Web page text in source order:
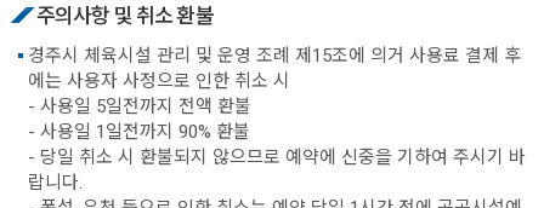
주의사항 및 취소 환불
경주시 체육시설 관리 및 운영 조례 제15조에 의거 사용료 결제 후
에는 사용자 사정으로 인한 취소 시
- 사용일 5일전까지 전액 환불
- 사용일 1일전까지 90% 환불
- 당일 취소 시 환불되지 않으므로 예약에 신중을 기하여 주시기 바
랍니다.